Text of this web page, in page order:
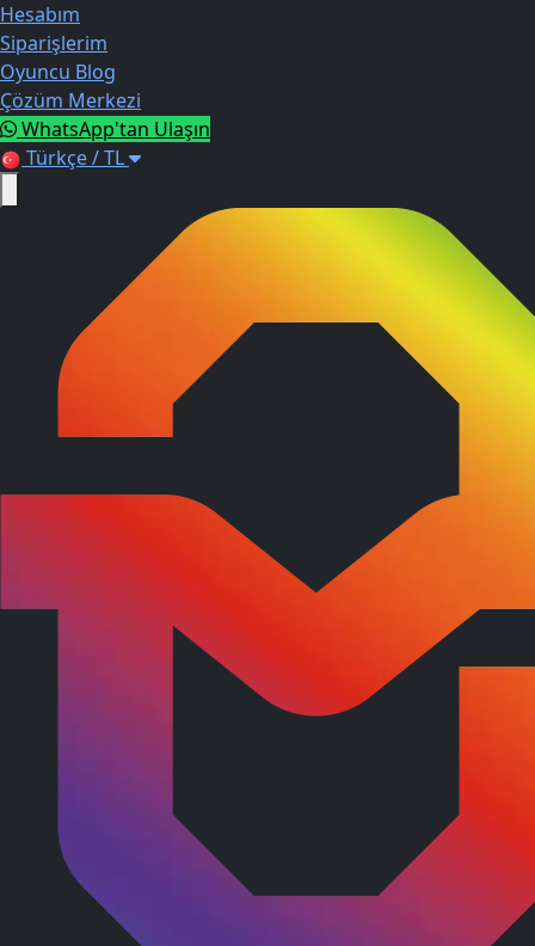
Hesabım
Siparişlerim
Oyuncu Blog
Çözüm Merkezi
WhatsApp'tan Ulaşın
Türkçe / TL